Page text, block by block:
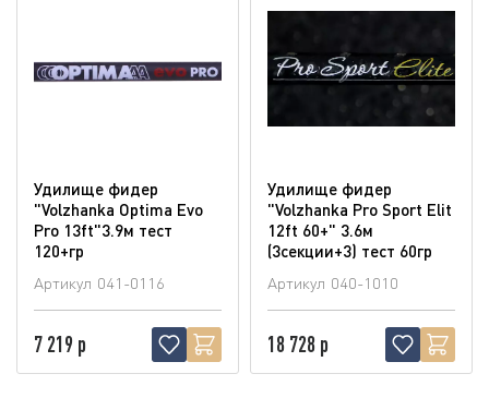
Удилище фидер
"Volzhanka Optima Evo
Pro 13ft"3.9м тест
120+гр
Артикул 041-0116
7 219 р
Удилище фидер
"Volzhanka Pro Sport Elit
12ft 60+" 3.6м
(3секции+3) тест 60гр
Артикул 040-1010
18 728 р